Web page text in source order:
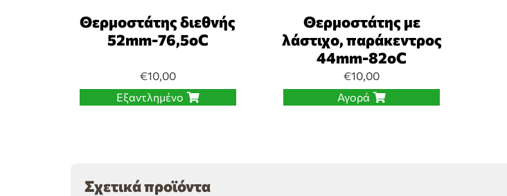
Θερμοστάτης διεθνής
52mm-76,5oC
€10,00
Εξαντλημένο
Θερμοστάτης με
λάστιχο, παράκεντρος
44mm-82οC
€10,00
Αγορά
Σχετικά προϊόντα